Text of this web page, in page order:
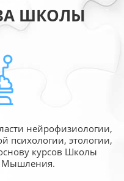
ШКОЛЫ
нейрофизиологии,
психологии, этологии,
курсов Школы
Мышления.